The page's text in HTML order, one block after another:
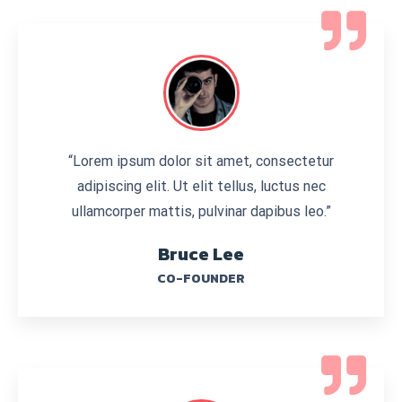
“Lorem ipsum dolor sit amet, consectetur
adipiscing elit. Ut elit tellus, luctus nec
ullamcorper mattis, pulvinar dapibus leo.”
Bruce Lee
CO-FOUNDER